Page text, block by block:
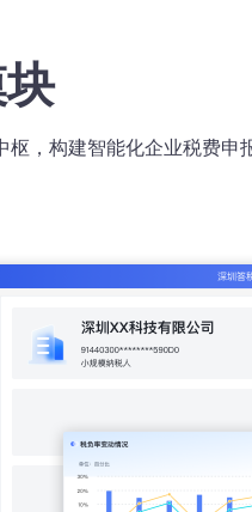
，构建智能化企业税费申